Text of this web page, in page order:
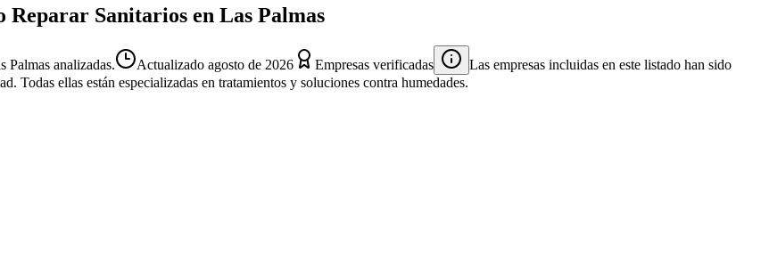
Reparar Sanitarios en Las Palmas
Palmas analizadas. Actualizado agosto de 2026 Empresas verificadas
Las empresas incluidas en este listado han sido
Todas ellas están especializadas en tratamientos y soluciones contra humedades.